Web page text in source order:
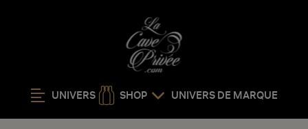
UNIVERS SHOP UNIVERS DE MARQUE